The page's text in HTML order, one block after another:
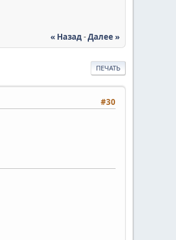
« Назад-Далее »
ПЕЧАТЬ
#30